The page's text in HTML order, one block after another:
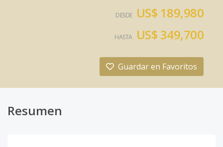
DESDE US$ 189,980
HASTA US$ 349,700
Guardar en Favoritos
Resumen